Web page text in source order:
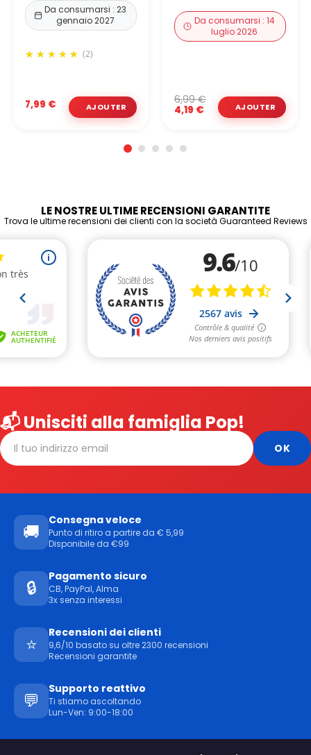
Da consumarsi : 23
gennaio 2027
(2)
7,99 €
Da consumarsi : 14
luglio 2026
4,19 €
6,99 €
LE NOSTRE ULTIME RECENSIONI GARANTITE
Trova le ultime recensioni dei clienti con la società Guaranteed Reviews
📬 Unisciti alla famiglia Pop!
🚚
Consegna veloce
Punto di ritiro a partire da € 5,99
Disponibile da €99
🔒
Pagamento sicuro
CB, PayPal, Alma
3x senza interessi
⭐
Recensioni dei clienti
9,6/10 basato su oltre 2300 recensioni
Recensioni garantite
💬
Supporto reattivo
Ti stiamo ascoltando
Lun-Ven: 9:00-18:00